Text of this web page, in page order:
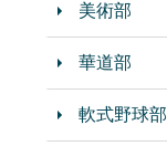
美術部
華道部
軟式野球部